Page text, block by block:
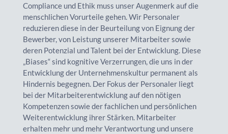
Compliance und Ethik muss unser Augenmerk auf die
menschlichen Vorurteile gehen. Wir Personaler
reduzieren diese in der Beurteilung von Eignung der
Bewerber, von Leistung unserer Mitarbeiter sowie
deren Potenzial und Talent bei der Entwicklung. Diese
„Biases“ sind kognitive Verzerrungen, die uns in der
Entwicklung der Unternehmenskultur permanent als
Hindernis begegnen. Der Fokus der Personaler liegt
bei der Mitarbeiterentwicklung auf den nötigen
Kompetenzen sowie der fachlichen und persönlichen
Weiterentwicklung ihrer Stärken. Mitarbeiter
erhalten mehr und mehr Verantwortung und unsere